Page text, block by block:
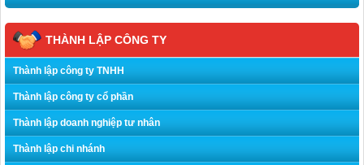
THÀNH LẬP CÔNG TY
Thành lập công ty TNHH
Thành lập công ty cổ phần
Thành lập doanh nghiệp tư nhân
Thành lập chi nhánh